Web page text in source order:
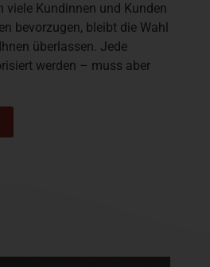
viele Kundinnen und Kunden
bevorzugen, bleibt die Wahl
überlassen. Jede
werden – muss aber